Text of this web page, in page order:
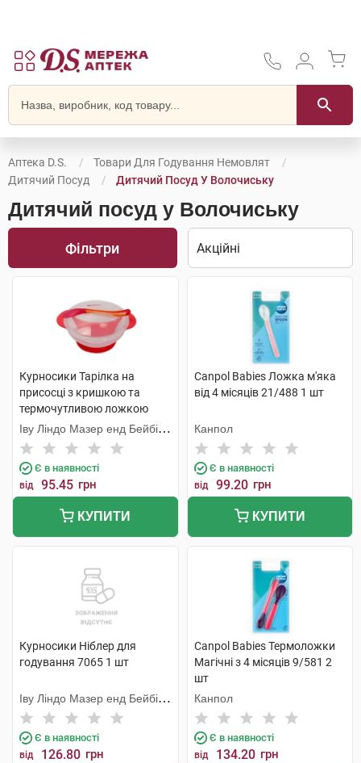
Аптека D.S.
Товари Для Годування Немовлят
Дитячий Посуд
Дитячий Посуд У Волочиську
Дитячий посуд у Волочиську
Фільтри
Курносики Тарілка на
присосці з кришкою та
термочутливою ложкою
7055 1 шт
Іву Ліндо Мазер енд Бейбі
Продактс
Є в наявності
від 95.45 грн
КУПИТИ
Canpol Babies Ложка м'яка
від 4 місяців 21/488 1 шт
Канпол
Є в наявності
від 99.20 грн
КУПИТИ
Курносики Ніблер для
годування 7065 1 шт
Іву Ліндо Мазер енд Бейбі
Продактс
Є в наявності
від 126.80 грн
Canpol Babies Термоложки
Магічні з 4 місяців 9/581 2
шт
Канпол
Є в наявності
від 134.20 грн